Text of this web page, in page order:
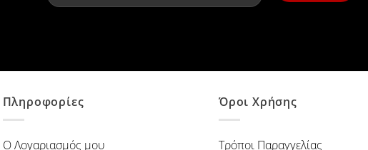
Πληροφορίες
Ο Λογαριασμός μου
Όροι Χρήσης
Τρόποι Παραγγελίας